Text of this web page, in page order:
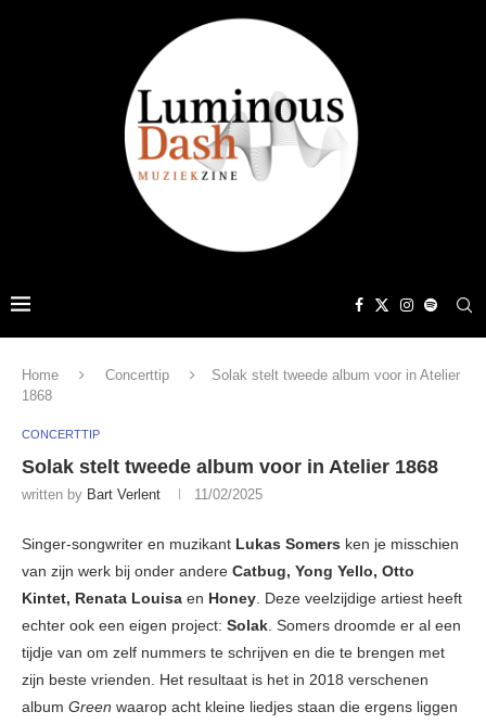
Home Concerttip
Solak stelt tweede album voor in Atelier
1868
CONCERTTIP
Solak stelt tweede album voor in Atelier 1868
written by Bart Verlent 11/02/2025
Singer-songwriter en muzikant Lukas Somers ken je misschien
van zijn werk bij onder andere Catbug, Yong Yello, Otto
Kintet, Renata Louisa en Honey. Deze veelzijdige artiest heeft
echter ook een eigen project: Solak. Somers droomde er al een
tijdje van om zelf nummers te schrijven en die te brengen met
zijn beste vrienden. Het resultaat is het in 2018 verschenen
album Green waarop acht kleine liedjes staan die ergens liggen